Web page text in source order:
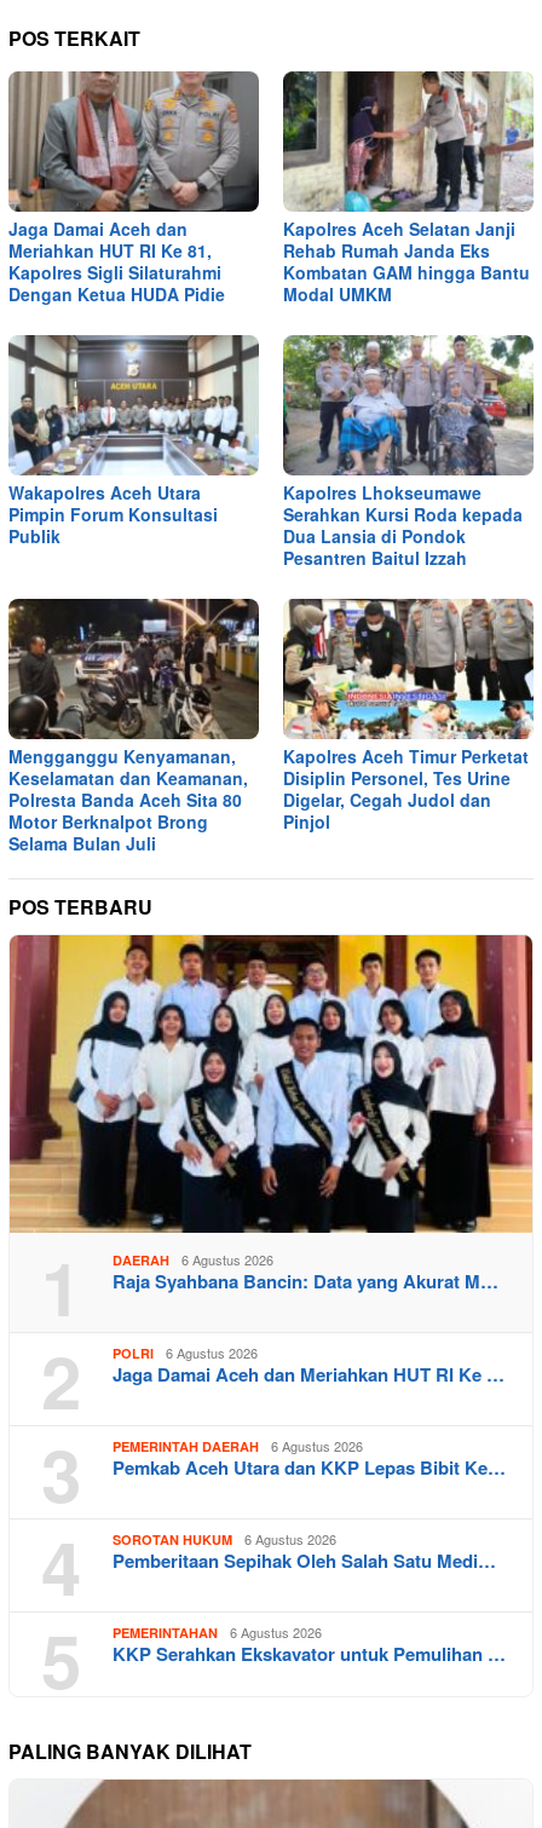
POS TERKAIT
Jaga Damai Aceh dan
Meriahkan HUT RI Ke 81,
Kapolres Sigli Silaturahmi
Dengan Ketua HUDA Pidie
Kapolres Aceh Selatan Janji
Rehab Rumah Janda Eks
Kombatan GAM hingga Bantu
Modal UMKM
Wakapolres Aceh Utara
Pimpin Forum Konsultasi
Publik
Kapolres Lhokseumawe
Serahkan Kursi Roda kepada
Dua Lansia di Pondok
Pesantren Baitul Izzah
Mengganggu Kenyamanan,
Keselamatan dan Keamanan,
Polresta Banda Aceh Sita 80
Motor Berknalpot Brong
Selama Bulan Juli
Kapolres Aceh Timur Perketat
Disiplin Personel, Tes Urine
Digelar, Cegah Judol dan
Pinjol
POS TERBARU
1 DAERAH 6 Agustus 2026
Raja Syahbana Bancin: Data yang Akurat M…
2 POLRI 6 Agustus 2026
Jaga Damai Aceh dan Meriahkan HUT RI Ke …
3 PEMERINTAH DAERAH 6 Agustus 2026
Pemkab Aceh Utara dan KKP Lepas Bibit Ke…
4 SOROTAN HUKUM 6 Agustus 2026
Pemberitaan Sepihak Oleh Salah Satu Medi…
5 PEMERINTAHAN 6 Agustus 2026
KKP Serahkan Ekskavator untuk Pemulihan …
PALING BANYAK DILIHAT